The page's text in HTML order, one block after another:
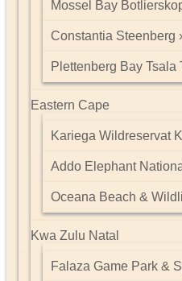
Mossel Bay
Constantia Steenberg
Plettenberg Bay Tsala
Eastern Cape
Kariega Wildreservat
Addo Elephant
Oceana Beach &
Kwa Zulu Natal
Falaza Game Park &